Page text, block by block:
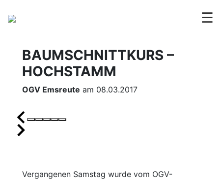
☰
BAUMSCHNITTKURS –
HOCHSTAMM
OGV Emsreute am 08.03.2017
Vergangenen Samstag wurde vom OGV-